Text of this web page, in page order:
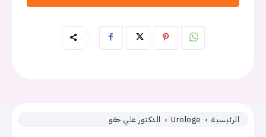
الرئيسية Urologe الدكتور علي حقو